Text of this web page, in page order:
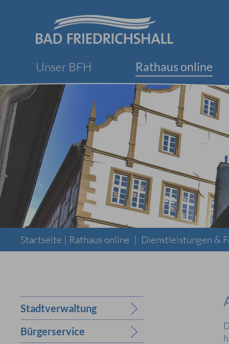
Unser BFH Rathaus online
Startseite | Rathaus online | Dienstleistungen &
Stadtverwaltung
Bürgerservice